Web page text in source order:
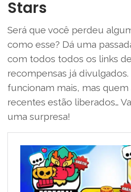
Stars
Será que você perdeu
como esse? Dá uma
com todos todos os links
recompensas já
funcionam mais, mas quem
recentes estão liberados…
uma surpresa!